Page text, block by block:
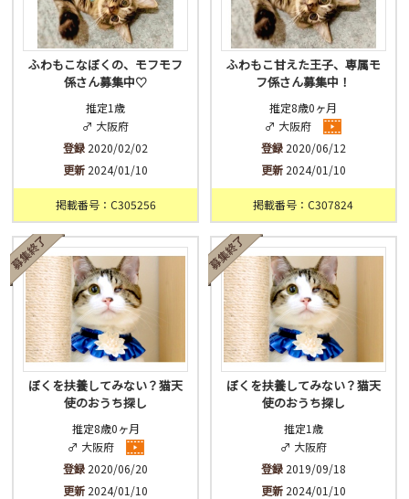
ふわもこなぼくの、モフモフ
係さん募集中♡
推定1歳
♂ 大阪府
登録 2020/02/02
更新 2024/01/10
掲載番号：C305256
ふわもこ甘えた王子、専属モ
フ係さん募集中！
推定8歳0ヶ月
♂ 大阪府
登録2020/06/12
更新2024/01/10
掲載番号：C307824
ぼくを扶養してみない？猫天
使のおうち探し
推定8歳0ヶ月
♂ 大阪府
登録 2020/06/20
更新 2024/01/10
ぼくを扶養してみない？猫天
使のおうち探し
推定1歳
♂ 大阪府
登録2019/09/18
更新2024/01/10